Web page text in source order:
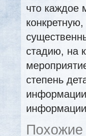
что каждое
стадию, на
степень
Похожие